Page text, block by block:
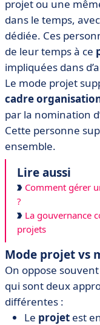
projet ou une
dans le temps,
dédiée. Ces
de leur temps à ce
impliquées dans
Le mode projet
cadre
par la nomination
Cette personne
ensemble.
Lire aussi
Comment gérer
?
La gouvernance
projets
Mode projet vs
On oppose
qui sont deux
différentes :
Le projet est